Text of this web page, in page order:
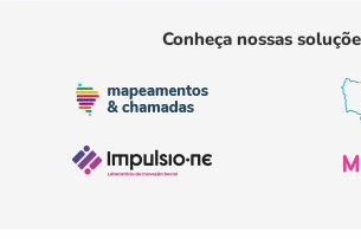
Conheça nossas